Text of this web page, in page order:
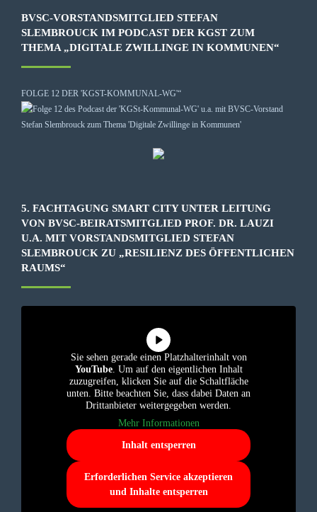
BVSC-VORSTANDSMITGLIED STEFAN
SLEMBROUCK IM PODCAST DER KGST ZUM
THEMA „DIGITALE ZWILLINGE IN KOMMUNEN“
FOLGE 12 DER 'KGST-KOMMUNAL-WG'“
5. FACHTAGUNG SMART CITY UNTER LEITUNG
VON BVSC-BEIRATSMITGLIED PROF. DR. LAUZI
U.A. MIT VORSTANDSMITGLIED STEFAN
SLEMBROUCK ZU „RESILIENZ DES ÖFFENTLICHEN
RAUMS“
Sie sehen gerade einen Platzhalterinhalt von
YouTube. Um auf den eigentlichen Inhalt
zuzugreifen, klicken Sie auf die Schaltfläche
unten. Bitte beachten Sie, dass dabei Daten an
Drittanbieter weitergegeben werden.
Mehr Informationen
Inhalt entsperren
Erforderlichen Service akzeptieren
und Inhalte entsperren